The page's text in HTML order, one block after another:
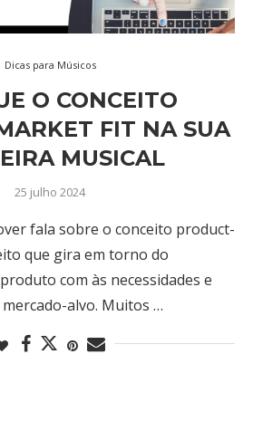
Dicas para Músicos
O CONCEITO
FIT NA SUA
MUSICAL
25 julho 2024
fala sobre o conceito product-
que gira em torno do
com às necessidades e
alvo. Muitos …